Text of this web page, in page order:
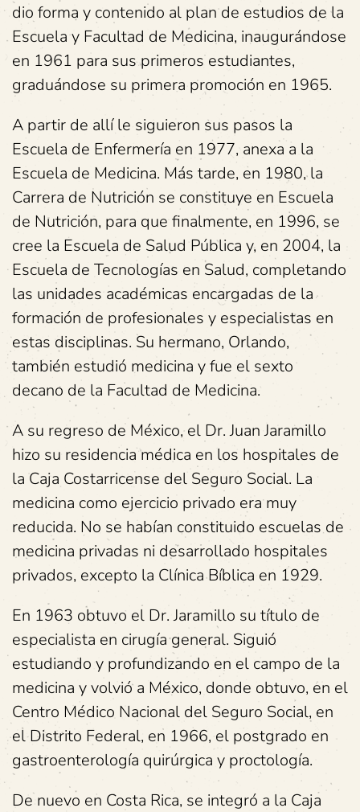
dio forma y contenido al plan de estudios de la
Escuela y Facultad de Medicina, inaugurándose
en 1961 para sus primeros estudiantes,
graduándose su primera promoción en 1965.
A partir de allí le siguieron sus pasos la
Escuela de Enfermería en 1977, anexa a la
Escuela de Medicina. Más tarde, en 1980, la
Carrera de Nutrición se constituye en Escuela
de Nutrición, para que finalmente, en 1996, se
cree la Escuela de Salud Pública y, en 2004, la
Escuela de Tecnologías en Salud, completando
las unidades académicas encargadas de la
formación de profesionales y especialistas en
estas disciplinas. Su hermano, Orlando,
también estudió medicina y fue el sexto
decano de la Facultad de Medicina.
A su regreso de México, el Dr. Juan Jaramillo
hizo su residencia médica en los hospitales de
la Caja Costarricense del Seguro Social. La
medicina como ejercicio privado era muy
reducida. No se habían constituido escuelas de
medicina privadas ni desarrollado hospitales
privados, excepto la Clínica Bíblica en 1929.
En 1963 obtuvo el Dr. Jaramillo su título de
especialista en cirugía general. Siguió
estudiando y profundizando en el campo de la
medicina y volvió a México, donde obtuvo, en el
Centro Médico Nacional del Seguro Social, en
el Distrito Federal, en 1966, el postgrado en
gastroenterología quirúrgica y proctología.
De nuevo en Costa Rica, se integró a la Caja